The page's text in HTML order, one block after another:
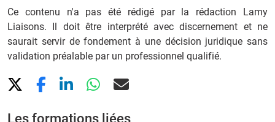
Ce contenu n'a pas été rédigé par la rédaction Lamy
Liaisons. Il doit être interprété avec discernement et ne
saurait servir de fondement à une décision juridique sans
validation préalable par un professionnel qualifié.
Les formations liées